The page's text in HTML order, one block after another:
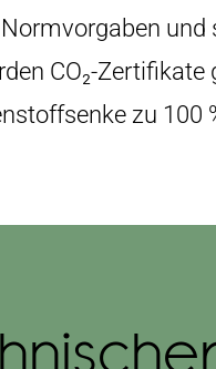
CO₂-
zu 100